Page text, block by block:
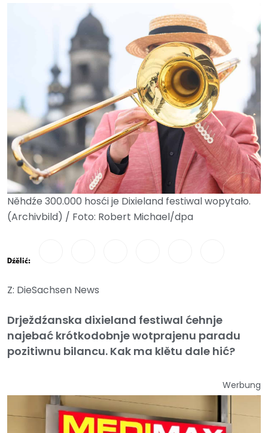
Něhdźe 300.000 hosći je Dixieland festiwal wopytało.
(Archivbild) / Foto: Robert Michael/dpa
Dźělić:
Z: DieSachsen News
Drježdźanska dixieland festiwal ćehnje
najebać krótkodobnje wotprajenu paradu
pozitiwnu bilancu. Kak ma klětu dale hić?
Werbung